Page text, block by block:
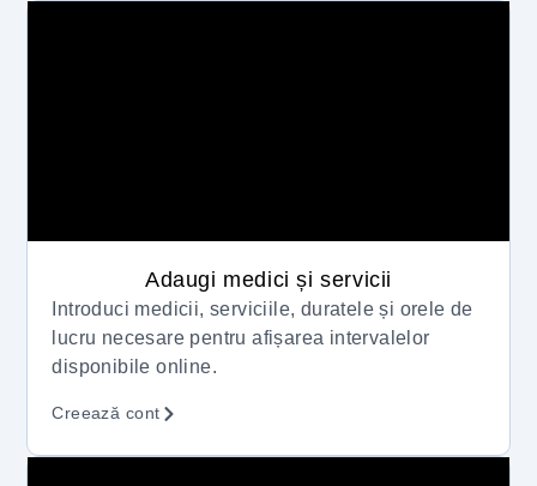
Adaugi medici și servicii
Introduci medicii, serviciile, duratele și orele de
lucru necesare pentru afișarea intervalelor
disponibile online.
Creează cont